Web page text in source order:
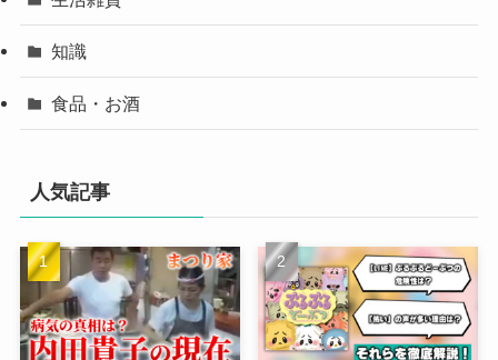
知識
食品・お酒
人気記事